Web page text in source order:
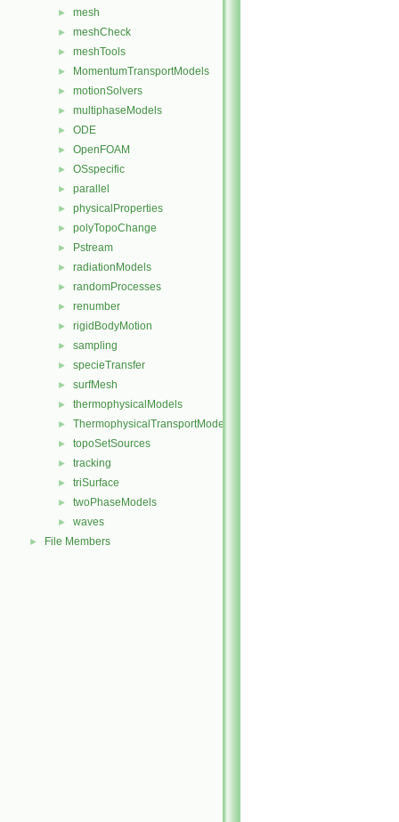
► mesh
► meshCheck
► meshTools
► MomentumTransportModels
► motionSolvers
► multiphaseModels
► ODE
► OpenFOAM
► OSspecific
► parallel
► physicalProperties
► polyTopoChange
► Pstream
► radiationModels
► randomProcesses
► renumber
► rigidBodyMotion
► sampling
► specieTransfer
► surfMesh
► thermophysicalModels
► ThermophysicalTransportModels
► topoSetSources
► tracking
► triSurface
► twoPhaseModels
► waves
► File Members